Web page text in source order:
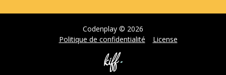
Codenplay © 2026
Politique de confidentialité
License